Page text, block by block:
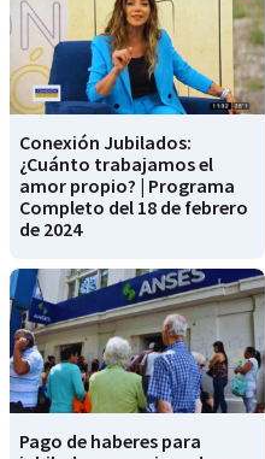
Conexión Jubilados:
¿Cuánto trabajamos el
amor propio? | Programa
Completo del 18 de febrero
de 2024
Pago de haberes para